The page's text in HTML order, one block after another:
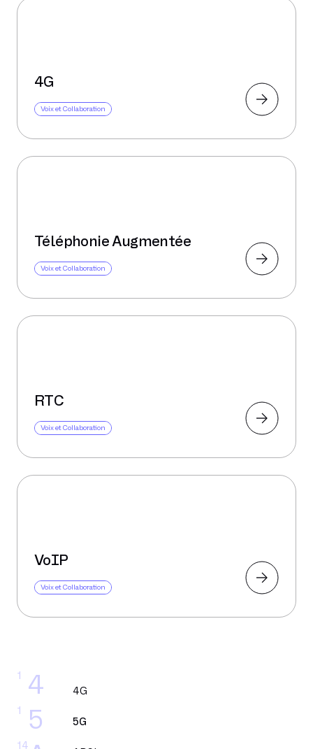
4
1
5
1
14
4G
5G
4G
Voix et Collaboration
Téléphonie Augmentée
Voix et Collaboration
RTC
Voix et Collaboration
VoIP
Voix et Collaboration